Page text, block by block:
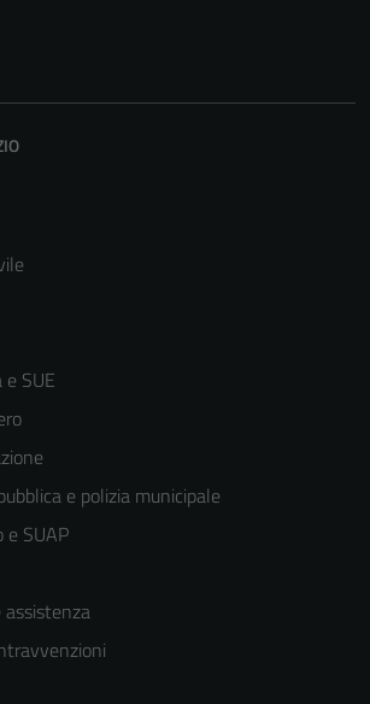
SUE
e polizia municipale
e SUAP
assistenza